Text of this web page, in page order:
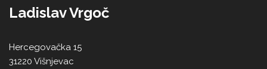
Ladislav Vrgoč
Hercegovačka 15
31220 Višnjevac